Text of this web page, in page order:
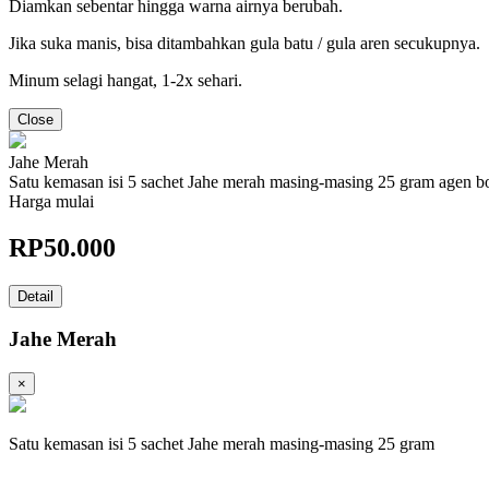
Diamkan sebentar hingga warna airnya berubah.
Jika suka manis, bisa ditambahkan gula batu / gula aren secukupnya.
Minum selagi hangat, 1-2x sehari.
Close
Jahe Merah
Satu kemasan isi 5 sachet Jahe merah masing-masing 25 gram agen
Harga mulai
RP50.000
Detail
Jahe Merah
×
Satu kemasan isi 5 sachet Jahe merah masing-masing 25 gram